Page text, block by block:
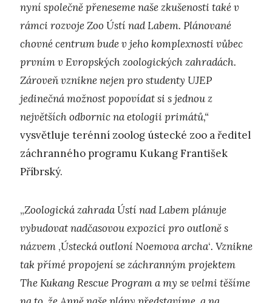
nyní společně přeneseme naše zkušenosti také v
rámci rozvoje Zoo Ústí nad Labem. Plánované
chovné centrum bude v jeho komplexnosti vůbec
prvním v Evropských zoologických zahradách.
Zároveň vznikne nejen pro studenty UJEP
jedinečná možnost popovídat si s jednou z
největších odbornic na etologii primátů,“
vysvětluje terénní zoolog ústecké zoo a ředitel
záchranného programu Kukang František
Příbrský.
„Zoologická zahrada Ústí nad Labem plánuje
vybudovat nadčasovou expozici pro outloně s
názvem ,Ústecká outloní Noemova archa‘. Vznikne
tak přímé propojení se záchranným projektem
The Kukang Rescue Program a my se velmi těšíme